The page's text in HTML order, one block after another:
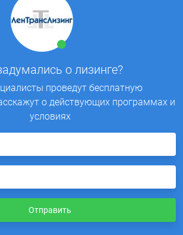
о лизинге?
проведут бесплатную
о действующих программах и
условиях
Отправить